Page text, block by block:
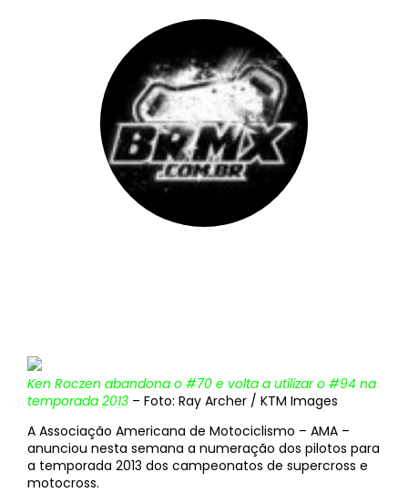
Ken Roczen abandona o #70 e volta a utilizar o #94 na
temporada 2013 – Foto: Ray Archer / KTM Images
A Associação Americana de Motociclismo – AMA –
anunciou nesta semana a numeração dos pilotos para
a temporada 2013 dos campeonatos de supercross e
motocross.